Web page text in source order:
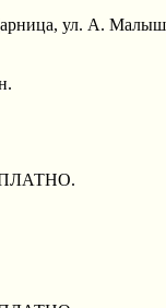
ул. А.